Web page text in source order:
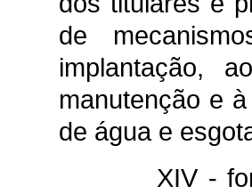
de
implantação,
manutenção e
de água e
XIV -